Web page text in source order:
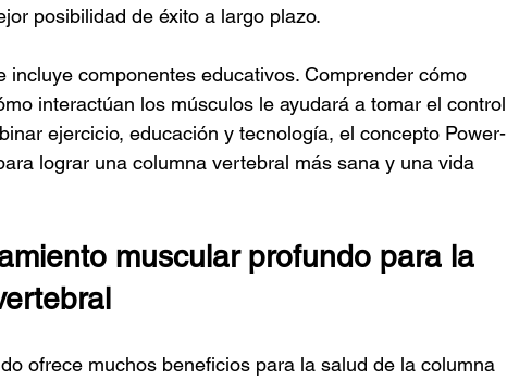
posibilidad de éxito a largo plazo.
incluye componentes educativos. Comprender cómo
interactúan los músculos le ayudará a tomar el control
ejercicio, educación y tecnología, el concepto Power-
lograr una columna vertebral más sana y una vida
muscular profundo para la
ofrece muchos beneficios para la salud de la columna